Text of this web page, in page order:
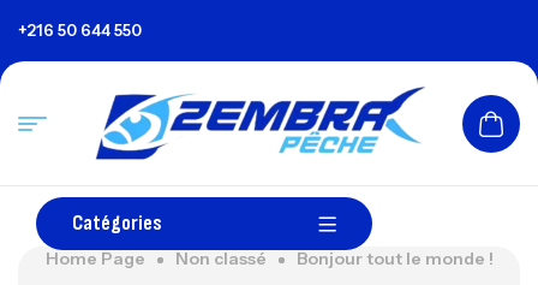
+216 50 644 550
Catégories
Home Page Non classé Bonjour tout le monde !